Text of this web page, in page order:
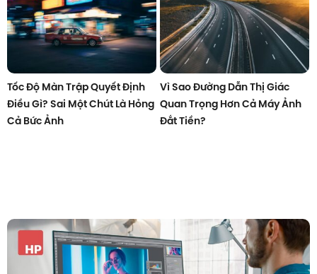
Tốc Độ Màn Trập Quyết Định
Điều Gì? Sai Một Chút Là Hỏng
Cả Bức Ảnh
Vì Sao Đường Dẫn Thị Giác
Quan Trọng Hơn Cả Máy Ảnh
Đắt Tiền?